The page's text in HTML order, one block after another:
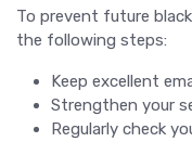
To prevent future
the following steps:
Keep excellent
Strengthen your
Regularly check